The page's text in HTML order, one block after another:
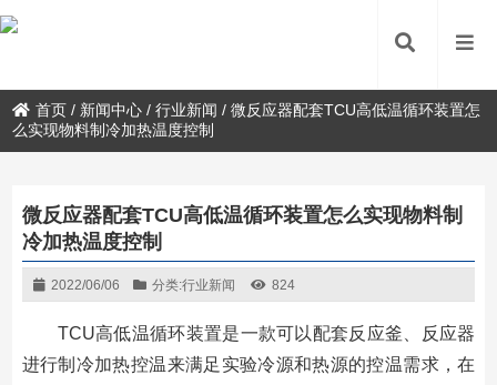
首页 / 新闻中心 /行业新闻 /微反应器配套TCU高低温循环装置怎
么实现物料制冷加热温度控制
微反应器配套TCU高低温循环装置怎么实现物料制
冷加热温度控制
2022/06/06 分类:行业新闻 824
TCU高低温循环装置是一款可以配套反应釜、反应器
进行制冷加热控温来满足实验冷源和热源的控温需求，在